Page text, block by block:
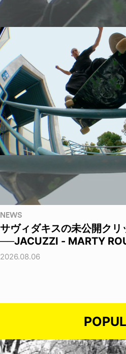
NEWS
サヴィダキスの未公開クリ
──JACUZZI - MARTY
2026.08.06